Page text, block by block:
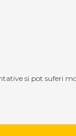
si pot suferi